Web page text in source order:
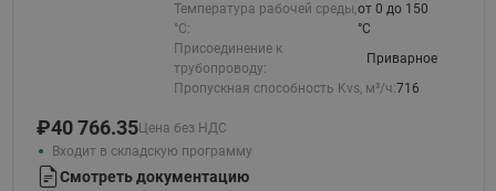
Температура рабочей среды,
°С:
от 0 до 150
°C
Присоединение к
трубопроводу:
Приварное
Пропускная способность Kvs, м³/ч:716
₽40 766.35Цена без НДС
Входит в складскую программу
Смотреть документацию